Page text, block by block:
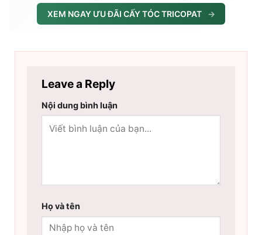
XEM NGAY ƯU ĐÃI CẤY TÓC TRICOPAT →
Leave a Reply
Nội dung bình luận
Họ và tên